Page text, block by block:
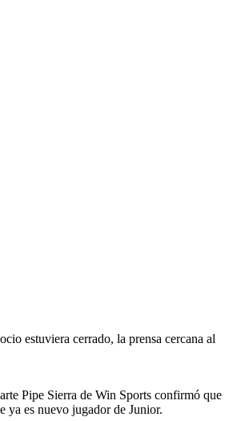
estuviera cerrado, la prensa cercana al
Pipe Sierra de Win Sports confirmó que
ya es nuevo jugador de Junior.